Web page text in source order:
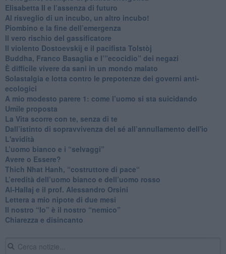
​Elisabetta II e l’assenza di futuro
Al risveglio di un incubo, un altro incubo!
​Piombino e la fine dell’emergenza
​Il vero rischio del gassificatore
​Il violento Dostoevskij e il pacifista Tolstòj
​Buddha, Franco Basaglia e l’”ecocidio” dei negazi
​È difficile vivere da sani in un mondo malato
Solastalgia e lotta contro le prepotenze dei governi anti-
ecologici
​A mio modesto parere 1: come l’uomo si sta suicidando
​Umile proposta
​La Vita scorre con te, senza di te
​Dall’istinto di sopravvivenza del sé all’annullamento dell'io
L'avidità
​L’uomo bianco e i “selvaggi”
​Avere o Essere?
​Thich Nhat Hanh, “costruttore di pace“
​L’eredità dell’uomo bianco e dell’uomo rosso
Al-Hallaj e il prof. Alessandro Orsini
​Lettera a mio nipote di due mesi
​Il nostro “Io” è il nostro “nemico”
​Chiarezza e disincanto